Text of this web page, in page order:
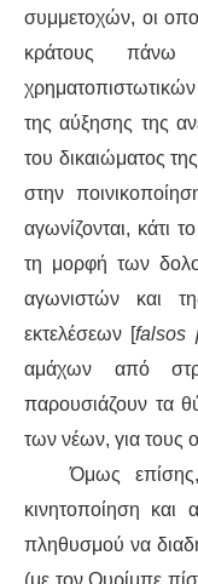
συμμετοχών, οι
κράτους πάνω
χρηματοπιστωτικών
της αύξησης της
του δικαιώματος της
στην
αγωνίζονται, κάτι
τη μορφή των
αγωνιστών και
εκτελέσεων [falsos
αμάχων από
παρουσιάζουν τα
των νέων, για τους
Όμως επίσης,
κινητοποίηση
πληθυσμού να